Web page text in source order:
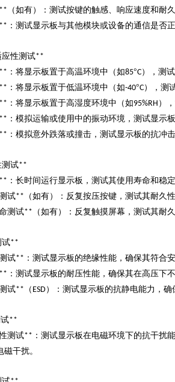
** （如有）：测试按键的触感、响应速度和耐久
** ：测试显示板与其他模块或设备的通信是否
性测试**
** ：将显示板置于高温环境中（如85°C），测
** ：将显示板置于低温环境中（如-40°C），测
** ：将显示板置于高湿度环境中（如95%RH ）
** ：模拟运输或使用中的振动环境，测试显示
** ：模拟意外跌落或撞击，测试显示板的抗冲击
测试**
** ：长时间运行显示板，测试其使用寿命和稳定
试** （如有）：反复按压按键，测试其耐久性
测试** （如有）：反复触摸屏幕，测试其耐久
试**
试** ：测试显示板的绝缘性能，确保其符合安
** ：测试显示板的耐压性能，确保其在高压下不
试** （ ESD）：测试显示板的抗静电能力，确
**
测试** ：测试显示板在电磁环境下的抗干扰
干扰。